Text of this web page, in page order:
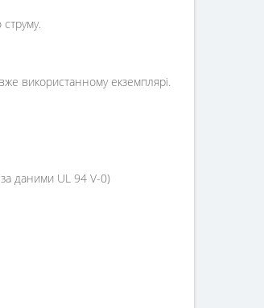
використанному екземплярі.
даними UL 94 V-0)